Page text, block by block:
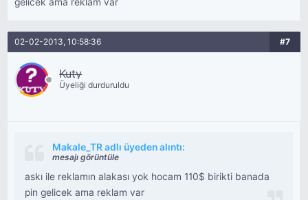
02-02-2013, 10:58:36 #7
Kuty
Üyeliği durduruldu
Makale_TR adlı üyeden alıntı:
mesajı görüntüle
askı ile reklamın alakası yok hocam 110$ birikti banada
pin gelicek ama reklam var